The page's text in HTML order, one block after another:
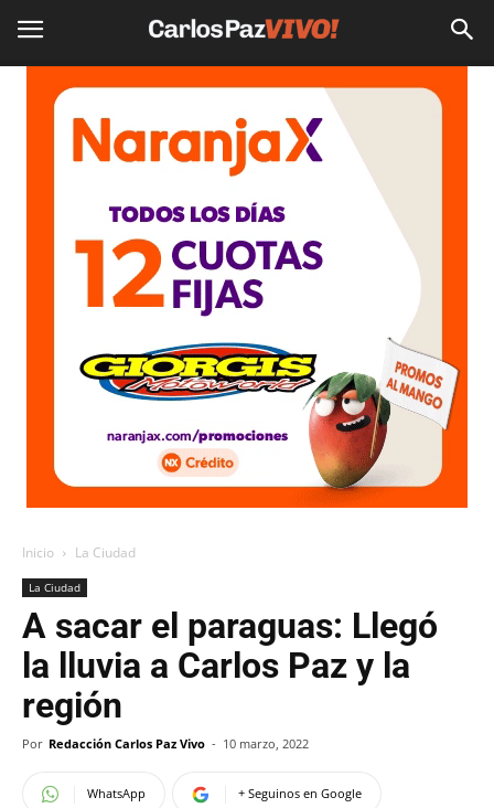
Inicio La Ciudad
La Ciudad
A sacar el paraguas: Llegó
la lluvia a Carlos Paz y la
región
Por Redacción Carlos Paz Vivo - 10 marzo, 2022
WhatsApp + Seguinos en Google